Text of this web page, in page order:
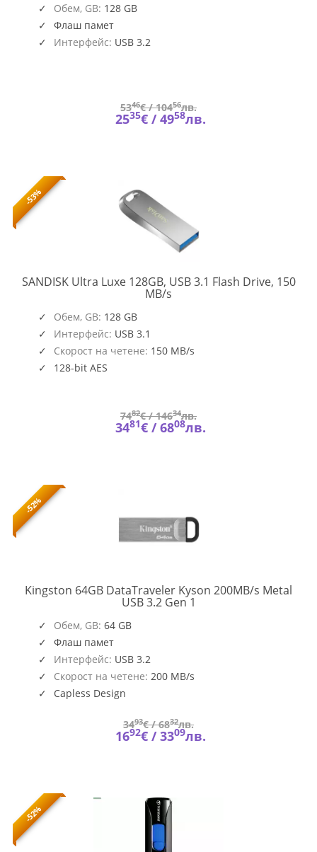
Обем, GB: 128 GB
Флаш памет
Интерфейс: USB 3.2
5346€ /10456лв.
2535€ /4958лв.
-53%
SANDISK Ultra Luxe 128GB, USB 3.1 Flash Drive, 150
MB/s
Обем, GB: 128 GB
Интерфейс: USB 3.1
Скорост на четене: 150 MB/s
128-bit AES
7482€ /14634лв.
3481€ /6808лв.
-52%
Kingston 64GB DataTraveler Kyson 200MB/s Metal
USB 3.2 Gen 1
Обем, GB: 64 GB
Флаш памет
Интерфейс: USB 3.2
Скорост на четене: 200 MB/s
Capless Design
3493€ /6832лв.
1692€ /3309лв.
-52%